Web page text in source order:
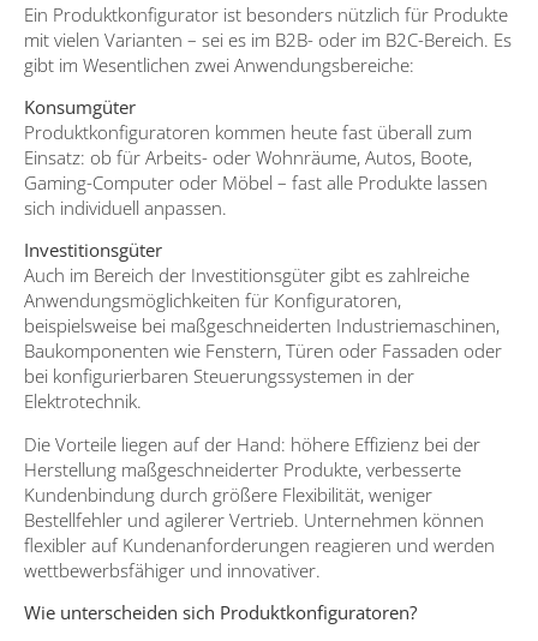
Ein Produktkonfigurator ist besonders nützlich für Produkte
mit vielen Varianten – sei es im B2B- oder im B2C-Bereich. Es
gibt im Wesentlichen zwei Anwendungsbereiche:
Konsumgüter
Produktkonfiguratoren kommen heute fast überall zum
Einsatz: ob für Arbeits- oder Wohnräume, Autos, Boote,
Gaming-Computer oder Möbel – fast alle Produkte lassen
sich individuell anpassen.
Investitionsgüter
Auch im Bereich der Investitionsgüter gibt es zahlreiche
Anwendungsmöglichkeiten für Konfiguratoren,
beispielsweise bei maßgeschneiderten Industriemaschinen,
Baukomponenten wie Fenstern, Türen oder Fassaden oder
bei konfigurierbaren Steuerungssystemen in der
Elektrotechnik.
Die Vorteile liegen auf der Hand: höhere Effizienz bei der
Herstellung maßgeschneiderter Produkte, verbesserte
Kundenbindung durch größere Flexibilität, weniger
Bestellfehler und agilerer Vertrieb. Unternehmen können
flexibler auf Kundenanforderungen reagieren und werden
wettbewerbsfähiger und innovativer.
Wie unterscheiden sich Produktkonfiguratoren?